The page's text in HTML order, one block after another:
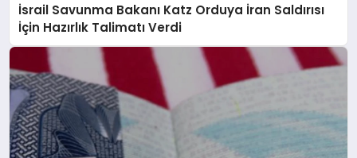
İsrail Savunma Bakanı Katz Orduya İran Saldırısı
İçin Hazırlık Talimatı Verdi